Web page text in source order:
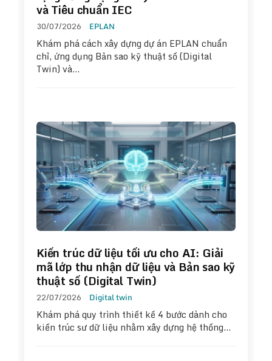
và Tiêu chuẩn IEC
30/07/2026 EPLAN
Khám phá cách xây dựng dự án EPLAN chuẩn
chỉ, ứng dụng Bản sao kỹ thuật số (Digital
Twin) và…
Kiến trúc dữ liệu tối ưu cho AI: Giải
mã lớp thu nhận dữ liệu và Bản sao kỹ
thuật số (Digital Twin)
22/07/2026 Digital twin
Khám phá quy trình thiết kế 4 bước dành cho
kiến trúc sư dữ liệu nhằm xây dựng hệ thống…